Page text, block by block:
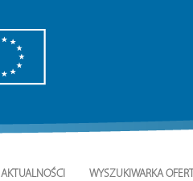
AKTUALNOŚCI WYSZUKIWARKA OFERT